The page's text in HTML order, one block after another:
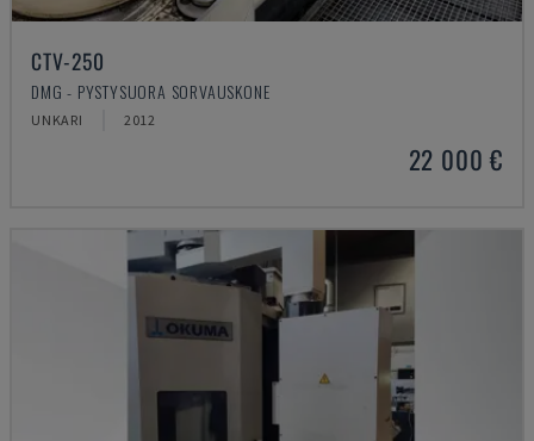
CTV-250
DMG - PYSTYSUORA SORVAUSKONE
UNKARI 2012
22 000 €